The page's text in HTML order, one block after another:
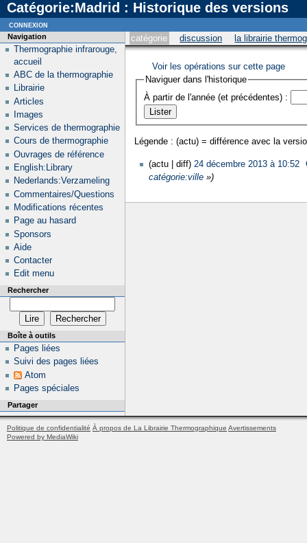
Catégorie:Madrid : Historique des versions
catégorie discussion la librairie
Voir les opérations sur cette page
Naviguer dans l'historique
À partir de l'année (et précédentes) :
Légende : (actu) = différence avec la
(actu | diff) 24 décembre 2013 à 10:52‎
catégorie:ville»)
Navigation
Thermographie infrarouge,
accueil
ABC de la thermographie
Librairie
Articles
Images
Services de thermographie
Cours de thermographie
Ouvrages de référence
English:Library
Nederlands:Verzameling
Commentaires/Questions
Modifications récentes
Page au hasard
Sponsors
Aide
Contacter
Edit menu
Rechercher
Boîte à outils
Pages liées
Suivi des pages liées
Atom
Pages spéciales
Partager
connexion
Politique de confidentialité À propos de La Librairie Thermographique Avertissements
Powered by MediaWiki